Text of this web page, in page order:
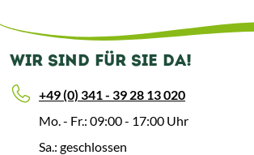
WIR SIND FÜR SIE DA!
+49 (0) 341 - 39 28 13 020
Mo. - Fr.: 09:00 - 17:00 Uhr
Sa.: geschlossen